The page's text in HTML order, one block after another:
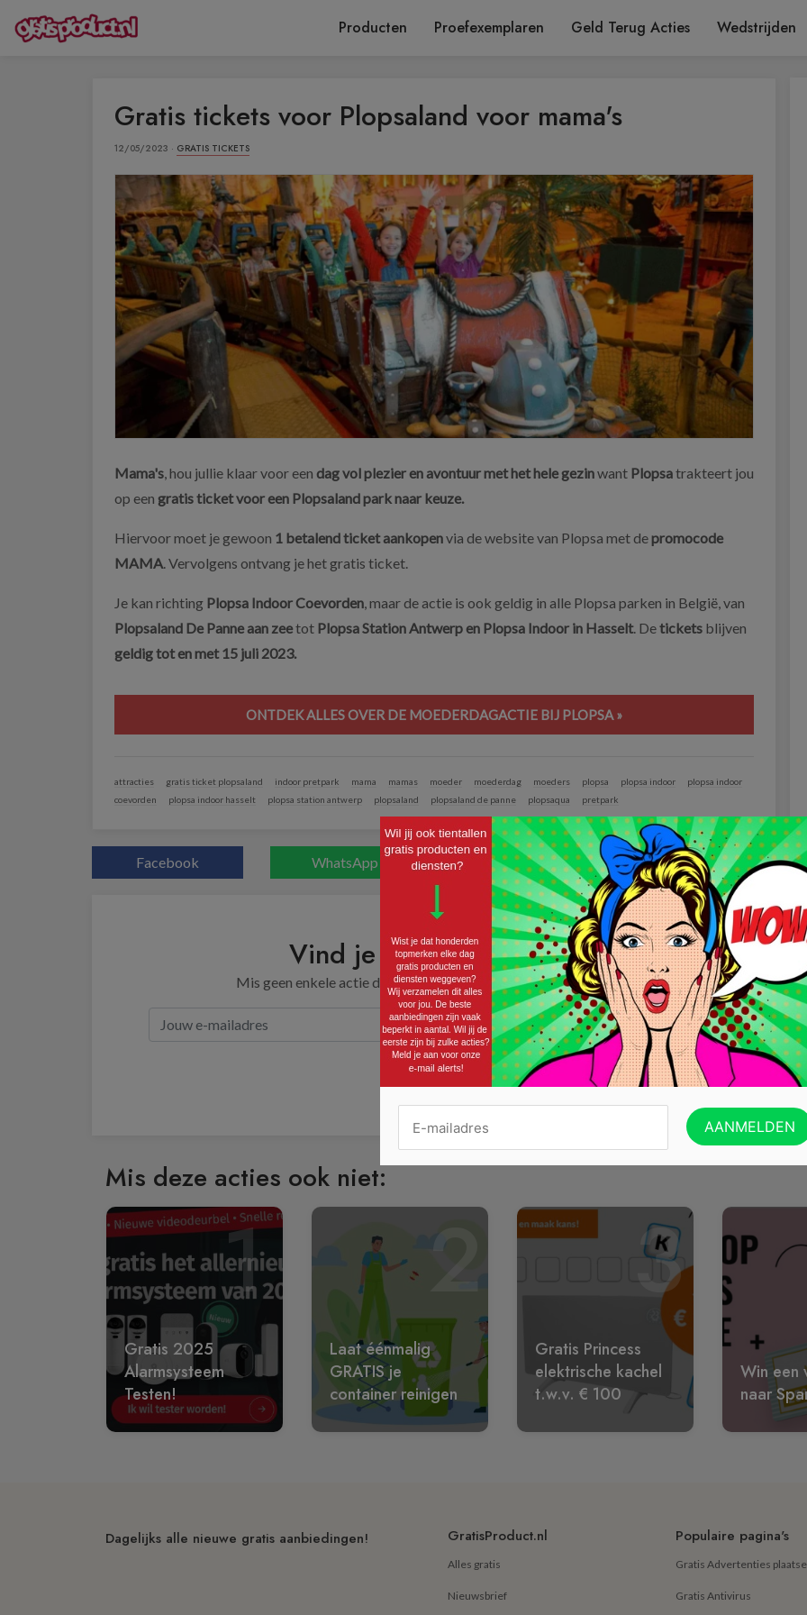
Producten Proefexemplaren Geld Terug Acties Wedstrijden
Gratis tickets voor Plopsaland voor mama's
12/05/2023 · GRATIS TICKETS
Mama's , hou jullie klaar voor een dag vol plezier en avontuur met het hele gezinwant Plopsatrakteert jou
op een gratis ticket voor een Plopsaland park naar keuze.
Hiervoor moet je gewoon 1 betalend ticket aankopenvia de website van Plopsa met depromocode
MAMA . Vervolgens ontvang je het gratis ticket.
Je kan richting Plopsa Indoor Coevorden , maar de actie is ook geldig in alle Plopsa parken in België, van
Plopsaland De Panne aan zeetot Plopsa Station Antwerp en Plopsa Indoor in Hasselt. Detickets blijven
geldig tot en met 15 juli 2023.
ONTDEK ALLES OVER DE MOEDERDAGACTIE BIJ PLOPSA »
attracties gratis ticket plopsaland indoor pretpark mama mamas moeder moederdag moeders plopsa plopsa indoor
plopsa indoor
coevorden
plopsa indoor hasselt plopsa station antwerp plopsaland plopsaland de panne plopsaqua pretpark
Facebook WhatsApp Twitter Email
Vind je deze actie leuk?
Mis geen enkele actie door je in te schrijven op onze nieuwsbrief!
VERZENDEN
Mis deze acties ook niet:
1
Gratis 2025
Alarmsysteem
Testen!
2
Laat éénmalig
GRATIS je
container reinigen
3
Gratis Princess
elektrische kachel
t.w.v. € 100
Win een
naar
Dagelijks alle nieuwe gratis aanbiedingen! GratisProduct.nl
Alles gratis
Nieuwsbrief
Populaire pagina's
Gratis Advertenties
Gratis Antivirus